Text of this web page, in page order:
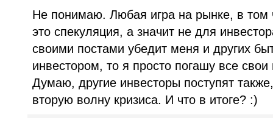
Не понимаю. Любая игра на рынке, в том
это спекуляция, а значит не для
своими постами убедит меня и других
инвестором, то я просто погашу все
Думаю, другие инвесторы поступят
вторую волну кризиса. И что в итоге? :)